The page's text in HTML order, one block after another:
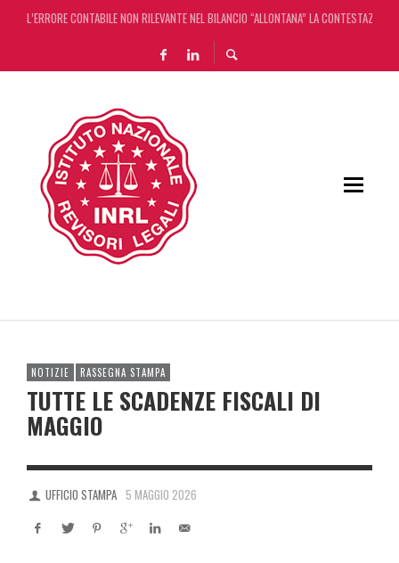
L’ERRORE CONTABILE NON RILEVANTE NEL BILANCIO “ALLONTANA” LA CONTESTAZIONE
DECRETO OMNIBUS: CON IL CONCORDATO UNO ‘SCUDO’ FISCALE DI 4 ANNI
CHIUSURA ESTIVA DELLA RASSEGNA STAMPA INRL: DAL 10 AL 24 AGOSTO
NOTIZIE RASSEGNA STAMPA
TUTTE LE SCADENZE FISCALI DI
MAGGIO
UFFICIO STAMPA 5 MAGGIO 2026